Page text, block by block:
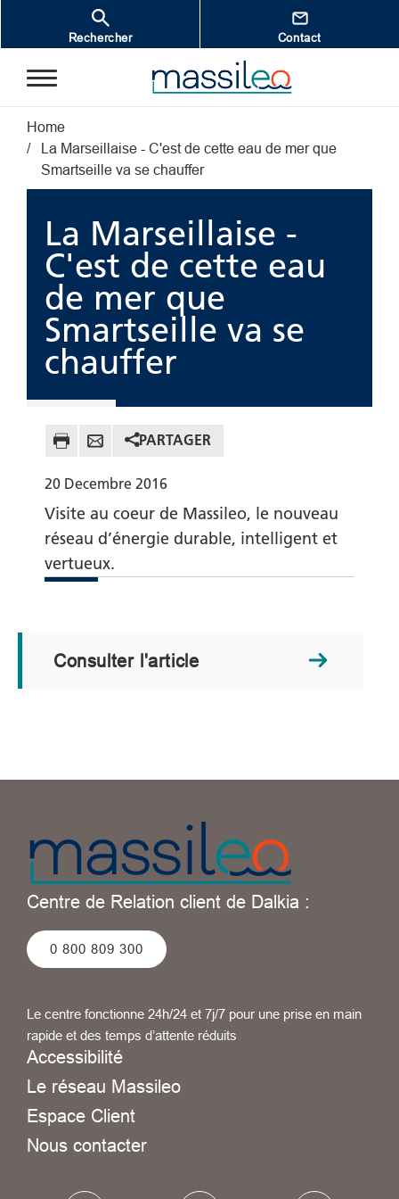
Aller au contenu principal
Rechercher Contact
Fil d'Ariane
Home
La Marseillaise - C'est de cette eau de mer que
Smartseille va se chauffer
La Marseillaise -
C'est de cette eau
de mer que
Smartseille va se
chauffer
PARTAGER
20 Decembre 2016
Visite au coeur de Massileo, le nouveau
réseau d’énergie durable, intelligent et
vertueux.
Consulter l'article
Centre de Relation client de Dalkia :
0 800 809 300
Le centre fonctionne 24h/24 et 7j/7 pour une prise en main
rapide et des temps d’attente réduits
Accessibilité
Le réseau Massileo
Espace Client
Nous contacter